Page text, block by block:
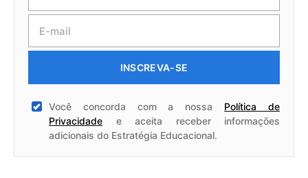
INSCREVA-SE
Você concorda com a nossa Política de
Privacidade e aceita receber informações
adicionais do Estratégia Educacional.